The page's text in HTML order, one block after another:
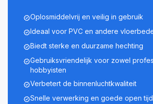
verifiedOplosmiddelvrij en veilig in gebruik
verifiedIdeaal voor PVC en andere
verifiedBiedt sterke en duurzame hechting
verifiedGebruiksvriendelijk voor zowel
hobbyisten
verifiedVerbetert de binnenluchtkwaliteit
verifiedSnelle verwerking en goede open tijd